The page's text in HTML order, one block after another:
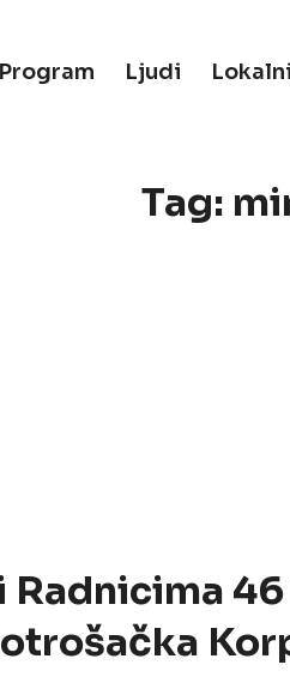
Program Ljudi
Tag: